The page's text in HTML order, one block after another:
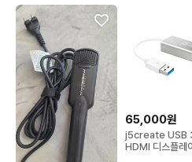
65,000원
j5create USB
HDMI 디스플레